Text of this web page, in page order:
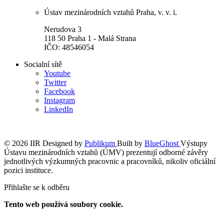
Ústav mezinárodních vztahů Praha, v. v. i.
Nerudova 3
118 50 Praha 1 - Malá Strana
IČO: 48546054
Socialní sítě
Youtube
Twitter
Facebook
Instagram
LinkedIn
© 2026 IIR Designed by Publikum Built by BlueGhost Výstupy
Ústavu mezinárodních vztahů (ÚMV) prezentují odborné závěry
jednotlivých výzkumných pracovnic a pracovníků, nikoliv oficiální
pozici instituce.
Přihlašte se k odběru
Tento web používá soubory cookie.